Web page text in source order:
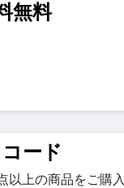
無料
ード
以上の商品をご購入